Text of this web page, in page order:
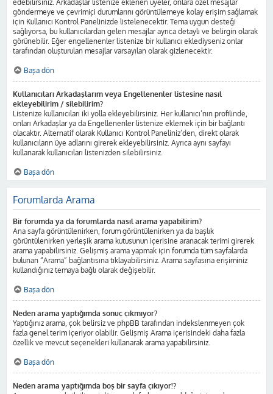
edebilirsiniz. Arkadaşlar listenize eklenen üyeler, onlara özel mesajlar
göndermeye ve çevrimiçi durumlarını görüntülemeye kolay erişim sağlamak
için Kullanıcı Kontrol Panelinizde listelenecektir. Tema uygun desteği
sağlıyorsa, bu kullanıcılardan gelen mesajlar ayrıca detaylı ve belirgin olarak
görünebilir. Eğer engellenenler listenize bir kullanıcı eklediyseniz onlar
tarafından oluşturulan mesajlar varsayılan olarak gizlenecektir.
Başa dön
Kullanıcıları Arkadaşlarım veya Engellenenler listesine nasıl
ekleyebilirim / silebilirim?
Listenize kullanıcıları iki yolla ekleyebilirsiniz. Her kullanıcı’nın profilinde,
onları Arkadaşlar ya da Engellenenler listenize eklemek için bir bağlantı
olacaktır. Alternatif olarak Kullanıcı Kontrol Paneliniz’den, direkt olarak
kullanıcıların üye adlarını girerek ekleyebilirsiniz. Ayrıca aynı sayfayı
kullanarak kullanıcıları listenizden silebilirsiniz.
Başa dön
Forumlarda Arama
Bir forumda ya da forumlarda nasıl arama yapabilirim?
Ana sayfa görüntülenirken, forum görüntülenirken ya da başlık
görüntülenirken yerleşik arama kutusunun içerisine aranacak terimi girerek
arama yapabilirsiniz. Gelişmiş arama yapmak için forumda tüm sayfalarda
bulunan “Arama” bağlantısına tıklayabilirsiniz. Arama sayfasına erişiminiz
kullandığınız temaya bağlı olarak değişebilir.
Başa dön
Neden arama yaptığımda sonuç çıkmıyor?
Yaptığınız arama, çok belirsiz ve phpBB tarafından indekslenmeyen çok
fazla genel terim içeriyor olabilir. Gelişmiş Arama içerisindeki daha fazla
özellik ve mevcut seçenekleri kullanarak arama yapabilirsiniz.
Başa dön
Neden arama yaptığımda boş bir sayfa çıkıyor!?